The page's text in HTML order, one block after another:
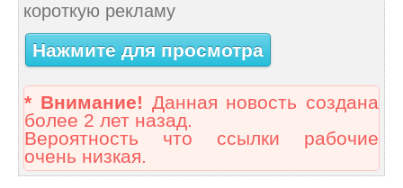
короткую рекламу
Нажмите для просмотра
* Внимание! Данная новость создана
более 2 лет назад.
Вероятность что ссылки рабочие
очень низкая.